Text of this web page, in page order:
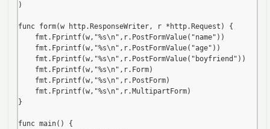
)
func form(w http.ResponseWriter, r *http.Request) {
}
func main() {